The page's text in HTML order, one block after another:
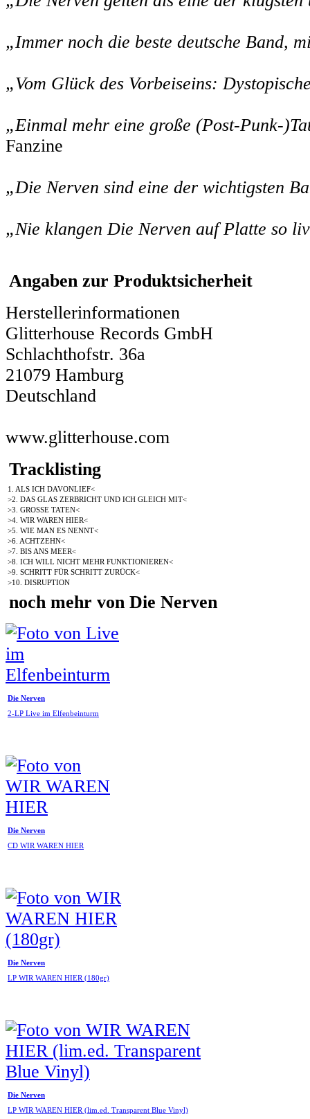
„Immer noch die beste deutsche Band,
„Vom Glück des Vorbeiseins:
„Einmal mehr eine große (Post-Punk-
Fanzine
„Die Nerven sind eine der wichtigsten
„Nie klangen Die Nerven auf Platte so
Angaben zur Produktsicherheit
Herstellerinformationen
Glitterhouse Records GmbH
Schlachthofstr. 36a
21079 Hamburg
Deutschland
www.glitterhouse.com
Tracklisting
1. ALS ICH DAVONLIEF<
>2. DAS GLAS ZERBRICHT UND ICH GLEICH MIT<
>3. GROSSE TATEN<
>4. WIR WAREN HIER<
>5. WIE MAN ES NENNT<
>6. ACHTZEHN<
>7. BIS ANS MEER<
>8. ICH WILL NICHT MEHR FUNKTIONIEREN<
>9. SCHRITT FÜR SCHRITT ZURÜCK<
>10. DISRUPTION
noch mehr von Die Nerven
Die Nerven
2-LP Live im Elfenbeinturm
Die Nerven
CD WIR WAREN HIER
Die Nerven
LP WIR WAREN HIER (180gr)
Die Nerven
LP WIR WAREN HIER (lim.ed. Transparent Blue Vinyl)